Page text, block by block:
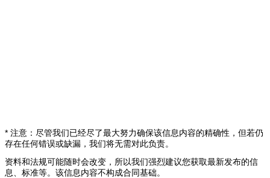
* 注意：尽管我们已经尽了最大努力确保该信息内容的精确性，但若仍
存在任何错误或缺漏，我们将无需对此负责。
资料和法规可能随时会改变，所以我们强烈建议您获取最新发布的信
息、标准等。该信息内容不构成合同基础。